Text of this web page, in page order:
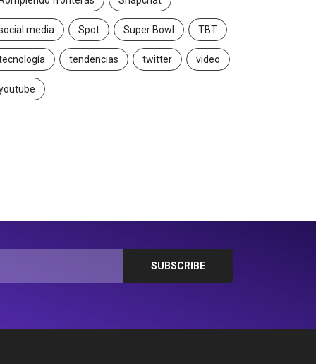
media Spot Super Bowl TBT
tendencias twitter video